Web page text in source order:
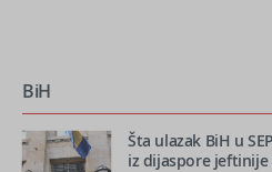
BiH
Šta ulazak BiH u
iz dijaspore jeftinije